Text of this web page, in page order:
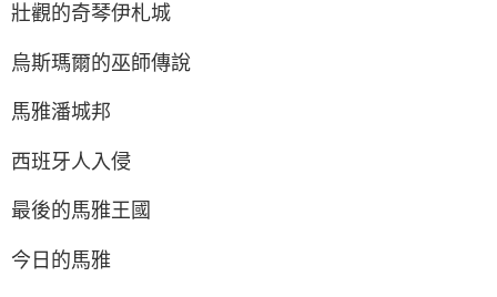
壯觀的奇琴伊札城
烏斯瑪爾的巫師傳說
馬雅潘城邦
西班牙人入侵
最後的馬雅王國
今日的馬雅